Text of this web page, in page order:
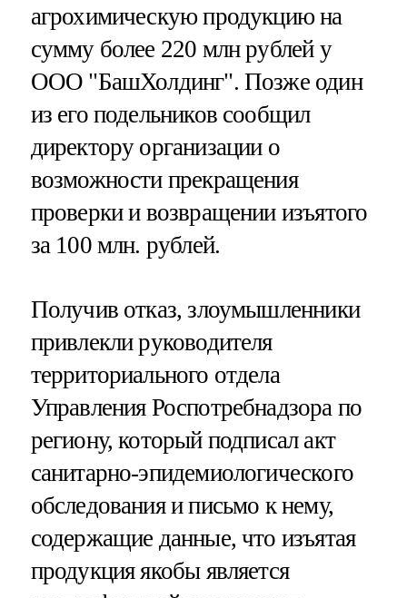
агрохимическую продукцию на
сумму более 220 млн рублей у
ООО "БашХолдинг". Позже один
из его подельников сообщил
директору организации о
возможности прекращения
проверки и возвращении изъятого
за 100 млн. рублей.
Получив отказ, злоумышленники
привлекли руководителя
территориального отдела
Управления Роспотребнадзора по
региону, который подписал акт
санитарно-эпидемиологического
обследования и письмо к нему,
содержащие данные, что изъятая
продукция якобы является